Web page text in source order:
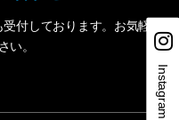
Instagram
付しております。お気軽
い。